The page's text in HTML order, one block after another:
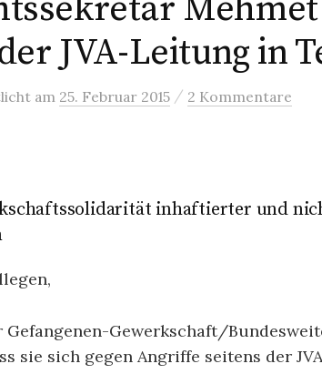
JVA-Leitung in
am 25. Februar 2015 / 2 Kommentare
inhaftierter und
Gewerkschaft/
sie sich gegen Angriffe seitens der